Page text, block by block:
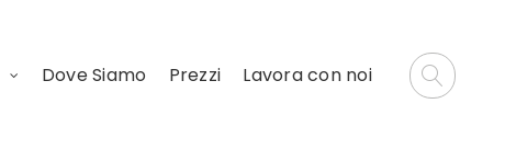
Dove Siamo Prezzi Lavora con noi